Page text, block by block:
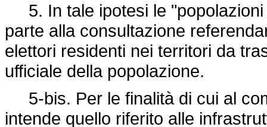
5. In tale ipotesi le "popolazioni
parte alla consultazione
elettori residenti nei territori da
ufficiale della popolazione.
5-bis. Per le finalità di cui al
intende quello riferito alle